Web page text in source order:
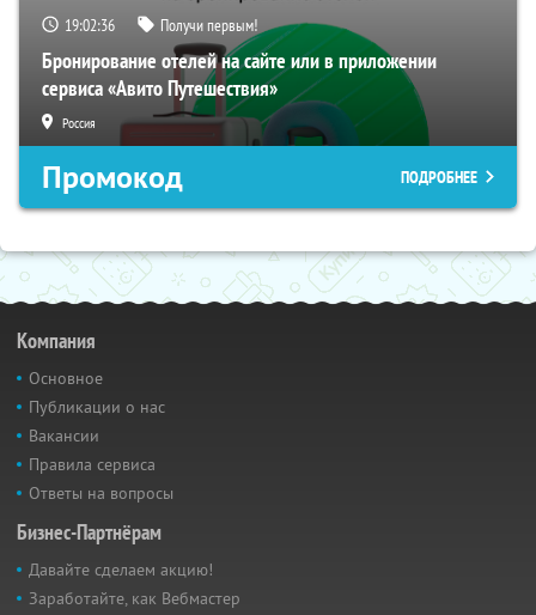
19:02:35 Получи первым!
Бронирование отелей на сайте или в приложении
сервиса «Авито Путешествия»
Россия
Промокод ПОДРОБНЕЕ
Компания
Основное
Публикации о нас
Вакансии
Правила сервиса
Ответы на вопросы
Бизнес-Партнёрам
Давайте сделаем акцию!
Заработайте, как Вебмастер